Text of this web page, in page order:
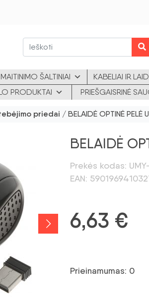
MAITINIMO ŠALTINIAI KABELIAI IR
PRODUKTAI PRIEŠGAISRINĖ
priedai / BELAIDĖ OPTINĖ PELĖ
BELAIDĖ
Prekės kodas:
EAN:
6,63 €
Prieinamumas: 0